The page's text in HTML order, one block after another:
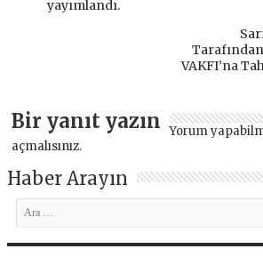
yayımlandı.
Tarafından
VAKFI’na
Bir yanıt yazın Yorum
açmalısınız.
Haber Arayın